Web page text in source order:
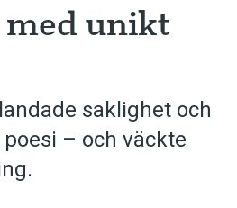
unikt
saklighet och
– och väckte